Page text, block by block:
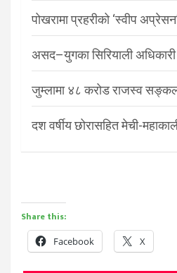
पोखरामा प्रहरीको ‘स्वीप
असद–युगका सिरियाली
जुम्लामा ४८ करोड राजस्व
दश वर्षीय छोरासहित मेची-
Share this:
Facebook X